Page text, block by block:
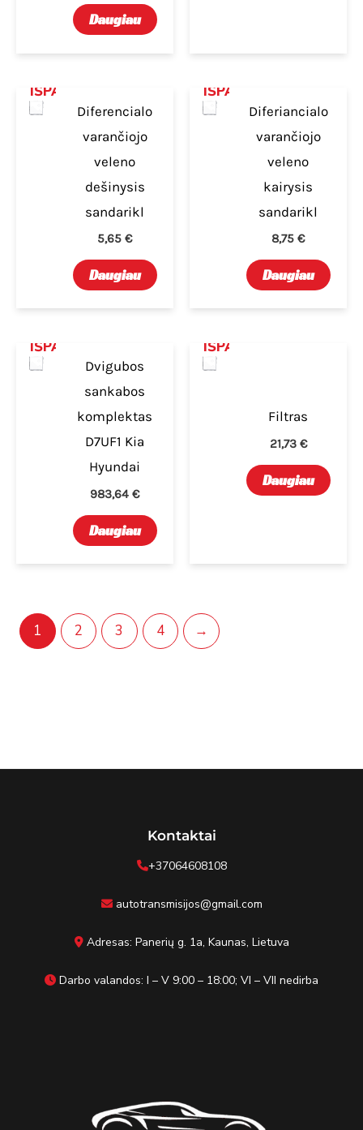
Daugiau
IŠPARDUOTA
Diferencialo
varančiojo
veleno
dešinysis
sandarikl
5,65€
Daugiau
IŠPARDUOTA
Diferiancialo
varančiojo
veleno
kairysis
sandarikl
8,75€
Daugiau
IŠPARDUOTA
Dvigubos
sankabos
komplektas
D7UF1 Kia
Hyundai
983,64€
Daugiau
IŠPARDUOTA
Filtras
21,73 €
Daugiau
1 2 3 4 →
Kontaktai
+37064608108
autotransmisijos@gmail.com
Adresas: Panerių g. 1a, Kaunas, Lietuva
Darbo valandos: I – V 9:00 – 18:00; VI – VII nedirba